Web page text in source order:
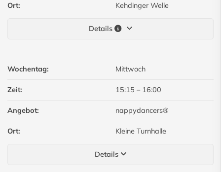
Ort: Kehdinger Welle
Details
Wochentag: Mittwoch
Zeit: 15:15 – 16:00
Angebot: nappydancers®
Ort: Kleine Turnhalle
Details